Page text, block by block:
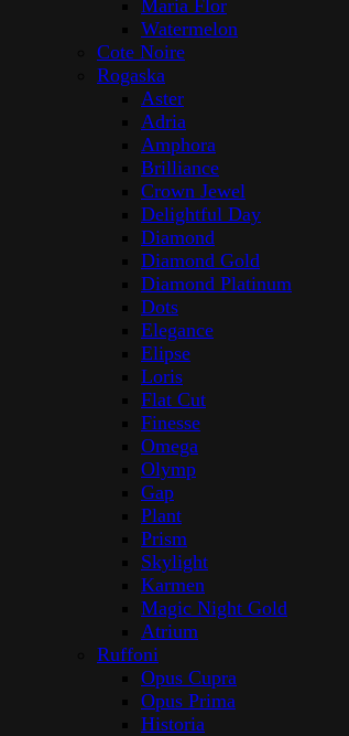
Maria Flor
Watermelon
Cote Noire
Rogaska
Aster
Adria
Amphora
Brilliance
Crown Jewel
Delightful Day
Diamond
Diamond Gold
Diamond Platinum
Dots
Elegance
Elipse
Loris
Flat Cut
Finesse
Omega
Olymp
Gap
Plant
Prism
Skylight
Karmen
Magic Night Gold
Atrium
Ruffoni
Opus Cupra
Opus Prima
Historia